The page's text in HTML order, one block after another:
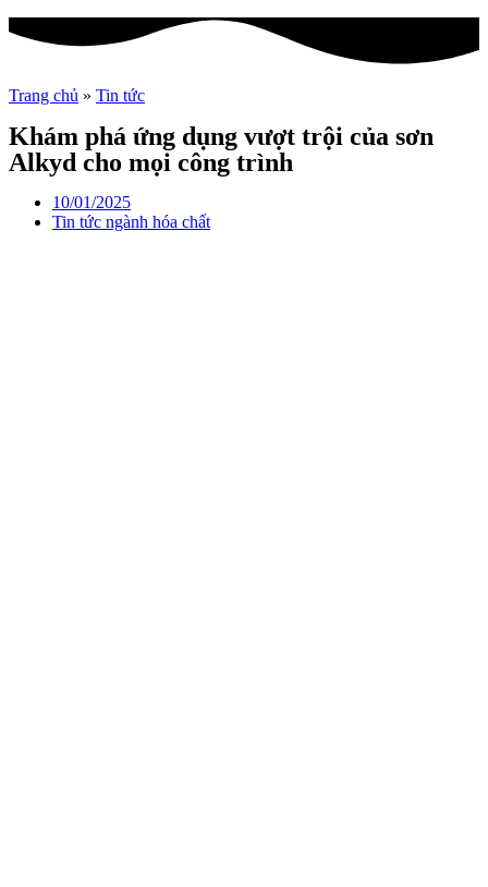
Trang chủ » Tin tức
Khám phá ứng dụng vượt trội của sơn
Alkyd cho mọi công trình
10/01/2025
Tin tức ngành hóa chất